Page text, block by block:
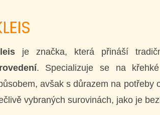
je značka, která přináší
. Specializuje se na
avšak s důrazem na potřeby
vybraných surovinách, jako je